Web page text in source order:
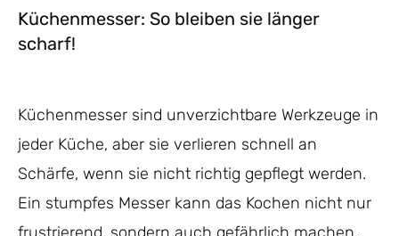
Küchenmesser: So bleiben sie länger
scharf!
Küchenmesser sind unverzichtbare Werkzeuge in
jeder Küche, aber sie verlieren schnell an
Schärfe, wenn sie nicht richtig gepflegt werden.
Ein stumpfes Messer kann das Kochen nicht nur